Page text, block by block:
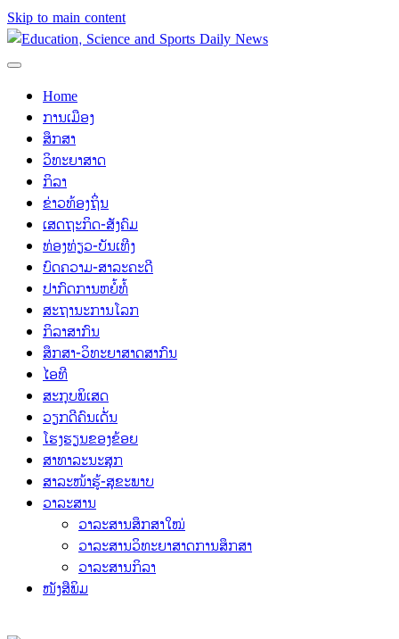
Skip to main content
Home
ການເມືອງ
ສຶກສາ
ວິທະຍາສາດ
ກິລາ
ຂ່າວທ້ອງຖິ່ນ
ເສດຖະກິດ-ສັງຄົມ
ທ່ອງທ່ຽວ-ບັນເທີງ
ບົດຄວາມ-ສາລະຄະດີ
ປາກົດການຫຍໍ້ທໍ້
ສະຖານະການໂລກ
ກິລາສາກົນ
ສຶກສາ-ວິທະຍາສາດສາກົນ
ໄອທີ
ສະກຸບພິເສດ
ວຽກດີຄົນເດັ່ນ
ໂຮງຮຽນຂອງຂ້ອຍ
ສາທາລະນະສຸກ
ສາລະໜ້າຮູ້-ສຸຂະພາບ
ວາລະສານ
ວາລະສານສຶກສາໃໝ່
ວາລະສານວິທະຍາສາດການສຶກສາ
ວາລະສານກິລາ
ໜັງສືພິມ